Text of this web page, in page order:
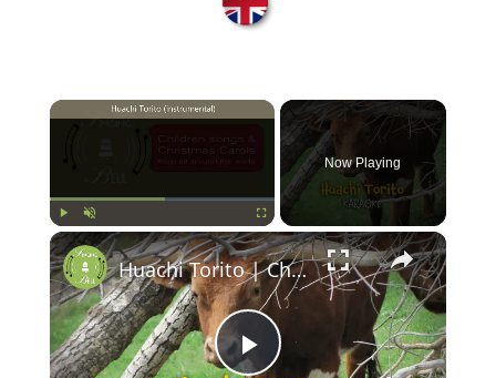
×
Play Unmute Fullscreen
Now Playing
×
Huachi Torito | Christmas Carols Karaoke